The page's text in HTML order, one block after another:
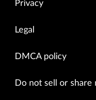
Privacy
Legal
DMCA policy
Do not sell or